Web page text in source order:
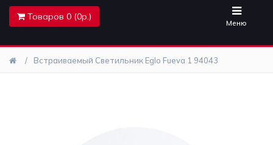
Товаров 0 (0р.)
Меню
Лайтбоксы
Встраиваемый Светильник Eglo Fueva 1 94043